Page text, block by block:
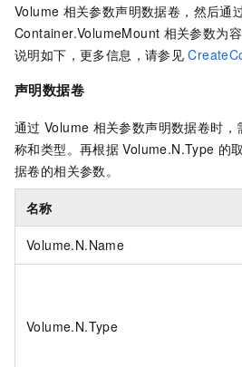
Volume 相关参数声明数据卷，然后通
Container.VolumeMount 相关参数为
说明如下，更多信息，请参见
声明数据卷
通过 Volume 相关参数声明数据卷时，
称和类型。再根据 Volume.N.Type 的
据卷的相关参数。
名称
Volume.N.Name
Volume.N.Type